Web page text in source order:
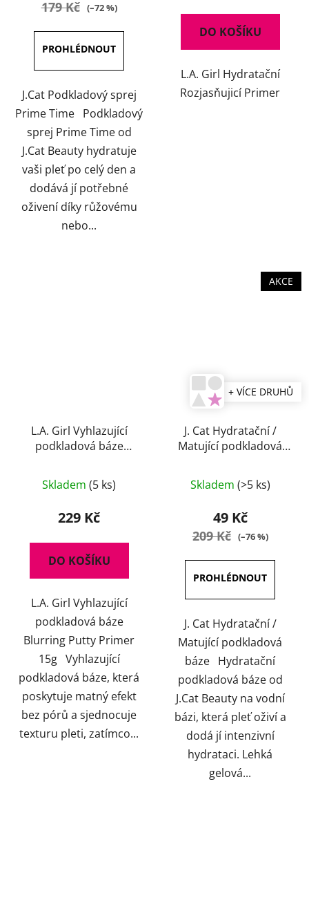
179 Kč (–72 %)
J.Cat Podkladový sprej
Prime Time Podkladový
sprej Prime Time od
J.Cat Beauty hydratuje
vaši pleť po celý den a
dodává jí potřebné
oživení díky růžovému
nebo...
DO KOŠÍKU
L.A. Girl Hydratační
Rozjasňujicí Primer
L.A. Girl Vyhlazující
podkladová báze
Skladem (5 ks)
229 Kč
DO KOŠÍKU
L.A. Girl Vyhlazující
podkladová báze
Blurring Putty Primer
15g Vyhlazující
podkladová báze, která
poskytuje matný efekt
bez pórů a sjednocuje
texturu pleti, zatímco...
AKCE
+ VÍCE DRUHŮ
J. Cat Hydratační /
Matující podkladová
Skladem (>5 ks)
49 Kč
209 Kč (–76 %)
J. Cat Hydratační /
Matující podkladová
báze Hydratační
podkladová báze od
J.Cat Beauty na vodní
bázi, která pleť oživí a
dodá jí intenzivní
hydrataci. Lehká
gelová...